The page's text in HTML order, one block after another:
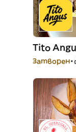
Tito
Затворен